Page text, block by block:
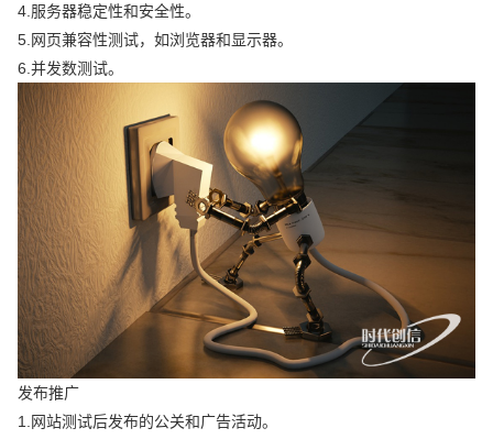
4.服务器稳定性和安全性。
5.网页兼容性测试，如浏览器和显示器。
6.并发数测试。
发布推广
1.网站测试后发布的公关和广告活动。